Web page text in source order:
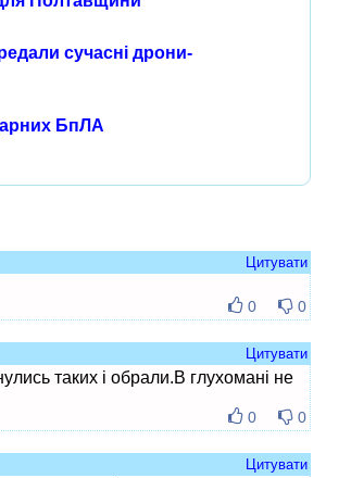
сучасні дрони-
БпЛА
Цитувати
0 0
Цитувати
таких і обрали.В глухомані не
0 0
Цитувати